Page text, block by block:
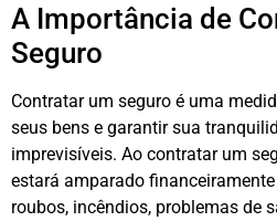
A Importância de
Seguro
Contratar um seguro é uma
seus bens e garantir sua
imprevisíveis. Ao contratar um
estará amparado
roubos, incêndios, problemas de